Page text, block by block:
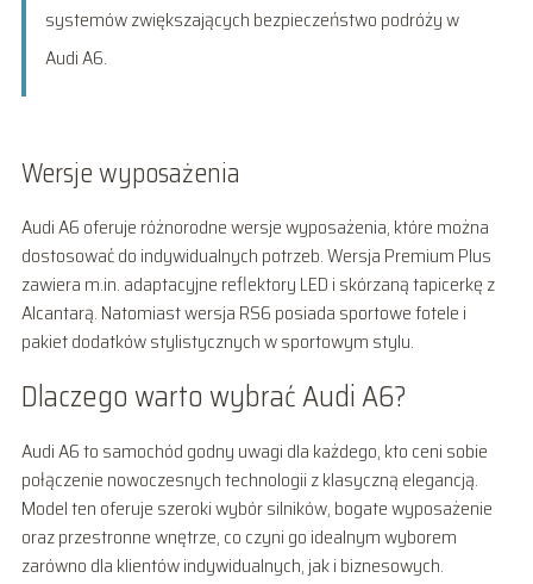
systemów zwiększających bezpieczeństwo podróży w
Audi A6.
Wersje wyposażenia
Audi A6 oferuje różnorodne wersje wyposażenia, które można
dostosować do indywidualnych potrzeb. Wersja Premium Plus
zawiera m.in. adaptacyjne reflektory LED i skórzaną tapicerkę z
Alcantarą. Natomiast wersja RS6 posiada sportowe fotele i
pakiet dodatków stylistycznych w sportowym stylu.
Dlaczego warto wybrać Audi A6?
Audi A6 to samochód godny uwagi dla każdego, kto ceni sobie
połączenie nowoczesnych technologii z klasyczną elegancją.
Model ten oferuje szeroki wybór silników, bogate wyposażenie
oraz przestronne wnętrze, co czyni go idealnym wyborem
zarówno dla klientów indywidualnych, jak i biznesowych.